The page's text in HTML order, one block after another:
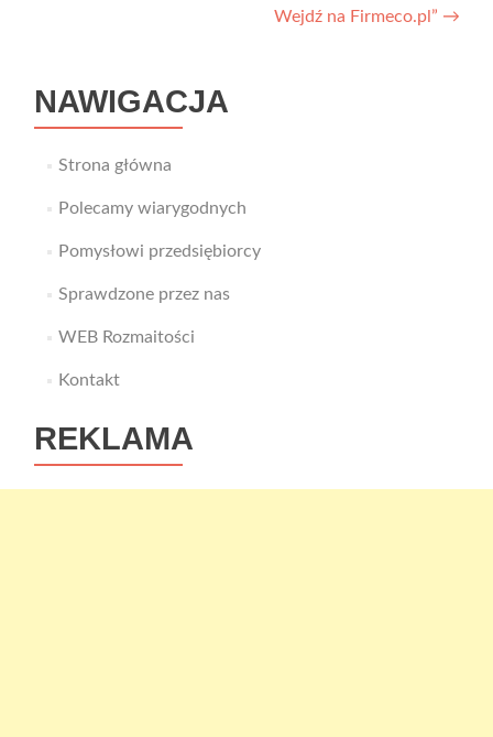
Wejdź na Firmeco.pl” →
NAWIGACJA
Strona główna
Polecamy wiarygodnych
Pomysłowi przedsiębiorcy
Sprawdzone przez nas
WEB Rozmaitości
Kontakt
REKLAMA